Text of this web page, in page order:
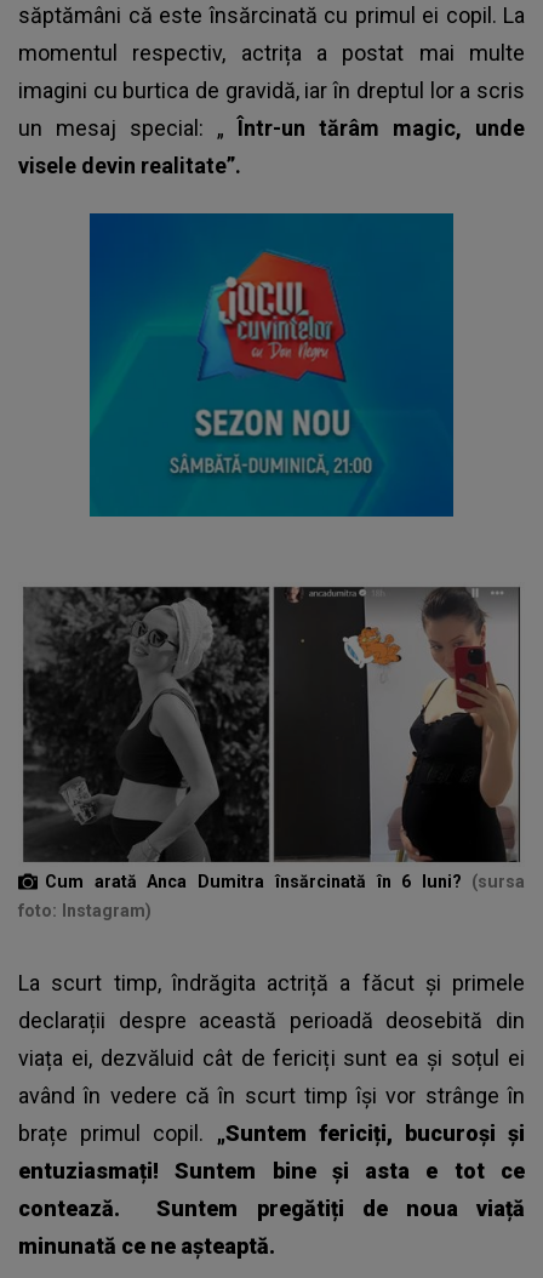
săptămâni că este însărcinată cu primul ei copil. La
momentul respectiv, actrița a postat mai multe
imagini cu burtica de gravidă, iar în dreptul lor a scris
un mesaj special: „Într-un tărâm magic, unde
visele devin realitate”.
Cum arată Anca Dumitra însărcinată în 6 luni?
(sursa
foto: Instagram)
La scurt timp, îndrăgita actriță a făcut și primele
declarații despre această perioadă deosebită din
viața ei, dezvăluid cât de fericiți sunt ea și soțul ei
având în vedere că în scurt timp își vor strânge în
brațe primul copil. „Suntem fericiți, bucuroși și
entuziasmați! Suntem bine și asta e tot ce
contează.Suntem pregătiți de noua viață
minunată ce ne așteaptă.